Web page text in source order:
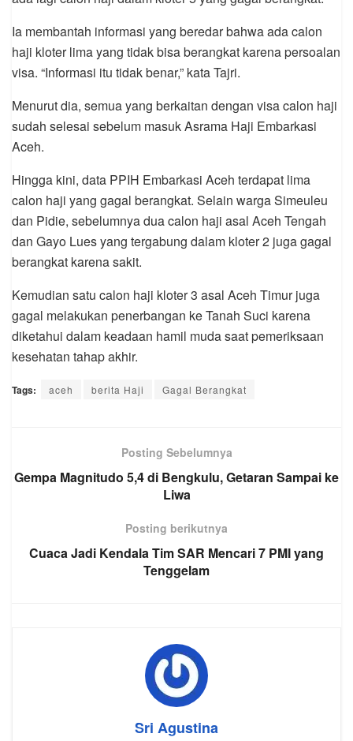
Ia membantah informasi yang beredar bahwa ada calon
haji kloter lima yang tidak bisa berangkat karena persoalan
visa. “Informasi itu tidak benar,” kata Tajri.
Menurut dia, semua yang berkaitan dengan visa calon haji
sudah selesai sebelum masuk Asrama Haji Embarkasi
Aceh.
Hingga kini, data PPIH Embarkasi Aceh terdapat lima
calon haji yang gagal berangkat. Selain warga Simeuleu
dan Pidie, sebelumnya dua calon haji asal Aceh Tengah
dan Gayo Lues yang tergabung dalam kloter 2 juga gagal
berangkat karena sakit.
Kemudian satu calon haji kloter 3 asal Aceh Timur juga
gagal melakukan penerbangan ke Tanah Suci karena
diketahui dalam keadaan hamil muda saat pemeriksaan
kesehatan tahap akhir.
Tags: aceh berita Haji Gagal Berangkat
Posting Sebelumnya
Gempa Magnitudo 5,4 di Bengkulu, Getaran Sampai ke
Liwa
Posting berikutnya
Cuaca Jadi Kendala Tim SAR Mencari 7 PMI yang
Tenggelam
Sri Agustina